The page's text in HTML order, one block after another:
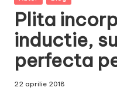
Plita
inductie,
perfecta
22 aprilie 2018